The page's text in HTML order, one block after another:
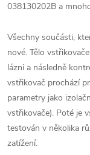
038130202B a
Všechny součásti,
nové. Tělo
lázni a následně
vstřikovač prochází
parametry jako
vstřikovače). Poté je
testován v několika
zatížení.